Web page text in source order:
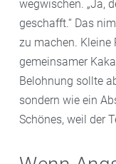
wegwischen. „Ja,
geschafft.“ Das
zu machen. Kleine
gemeinsamer
Belohnung sollte
sondern wie ein
Schönes, weil der